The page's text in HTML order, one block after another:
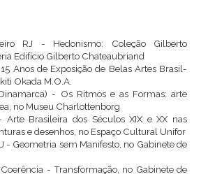
RJ - Hedonismo: Coleção Gilberto
Edifício Gilberto Chateaubriand
Anos de Exposição de Belas Artes Brasil-
Okada M.O.A.
- Os Ritmos e as Formas: arte
no Museu Charlottenborg
Brasileira dos Séculos XIX e XX nas
e desenhos, no Espaço Cultural Unifor
- Geometria sem Manifesto, no Gabinete de
- Transformação, no Gabinete de